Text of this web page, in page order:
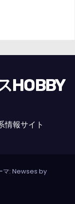
HOBBY
情報サイト
マ: Newses by